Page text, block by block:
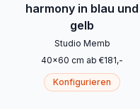
harmony in blau und
gelb
Studio Memb
40x60 cm ab €181,-
Konfigurieren